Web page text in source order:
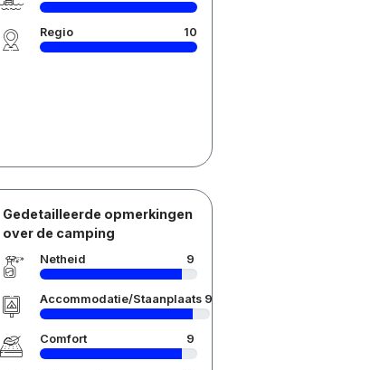
Regio 10
Gedetailleerde opmerkingen
over de camping
Netheid 9
Accommodatie/Staanplaats 9
Comfort 9